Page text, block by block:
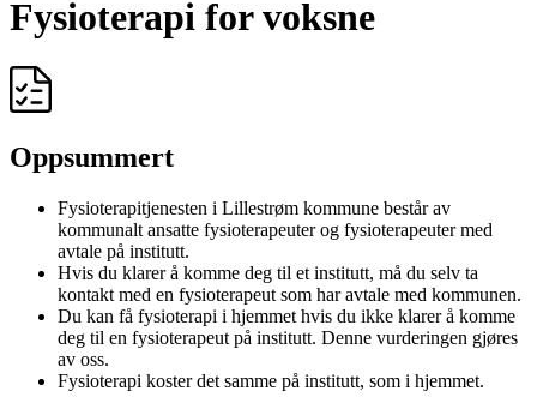
Fysioterapi for voksne
Oppsummert
Fysioterapitjenesten i Lillestrøm kommune består av
kommunalt ansatte fysioterapeuter og fysioterapeuter med
avtale på institutt.
Hvis du klarer å komme deg til et institutt, må du selv ta
kontakt med en fysioterapeut som har avtale med kommunen.
Du kan få fysioterapi i hjemmet hvis du ikke klarer å komme
deg til en fysioterapeut på institutt. Denne vurderingen gjøres
av oss.
Fysioterapi koster det samme på institutt, som i hjemmet.